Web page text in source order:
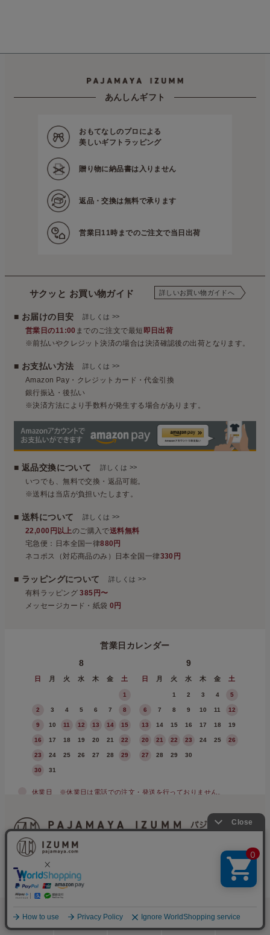
ホーム カート おねむりフェア
あんしんギフト
おもてなしのプロによる
美しいギフトラッピング
贈り物に納品書は入りません
返品・交換は無料で承ります
営業日11時までのご注文で当日出荷
サクッと お買い物ガイド 詳しいお買い物ガイドへ
■ お届けの目安 詳しくは >>
営業日の11:00 までのご注文で最短 即日出荷
※前払いやクレジット決済の場合は決済確認後の出荷となります。
■ お支払い方法 詳しくは >>
Amazon Pay・クレジットカード・代金引換
銀行振込・後払い
※決済方法により手数料が発生する場合があります。
■ 返品交換について 詳しくは >>
いつでも、無料で交換・返品可能。
※送料は当店が負担いたします。
■ 送料について 詳しくは >>
22,000円以上のご購入で送料無料
宅急便：日本全国一律880円
ネコポス（対応商品のみ）日本全国一律330円
■ ラッピングについて詳しくは>>
有料ラッピング385円〜
メッセージカード・紙袋0円
営業日カレンダー
8
日 月 火 水 木 金 土
1
2 3 4 5 6 7 8
9 10 11 12 13 14 15
16 17 18 19 20 21 22
23 24 25 26 27 28 29
30 31
9
日 月 火 水 木 金 土
1 2 3 4 5
6 7 8 9 10 11 12
13 14 15 16 17 18 19
20 21 22 23 24 25 26
27 28 29 30
休業日 ※休業日は電話での注文・発送を行っておりません。
OFFICIAL SNS
TEL 042-703-8481